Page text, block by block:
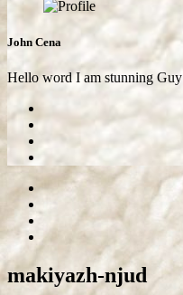
John Cena
Hello word I am stunning Guy
makiyazh-njud